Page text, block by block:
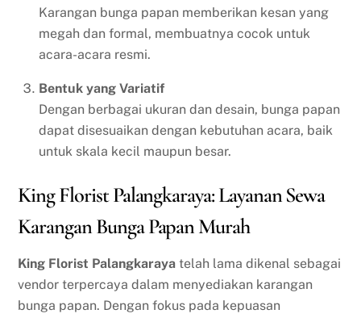
Karangan bunga papan memberikan kesan yang
megah dan formal, membuatnya cocok untuk
acara-acara resmi.
Bentuk yang Variatif
Dengan berbagai ukuran dan desain, bunga papan
dapat disesuaikan dengan kebutuhan acara, baik
untuk skala kecil maupun besar.
King Florist Palangkaraya: Layanan Sewa
Karangan Bunga Papan Murah
King Florist Palangkaraya telah lama dikenal sebagai
vendor terpercaya dalam menyediakan karangan
bunga papan. Dengan fokus pada kepuasan